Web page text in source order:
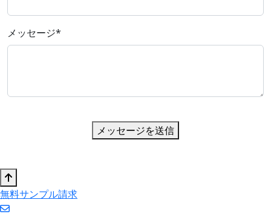
メッセージ*
メッセージを送信
無料サンプル請求